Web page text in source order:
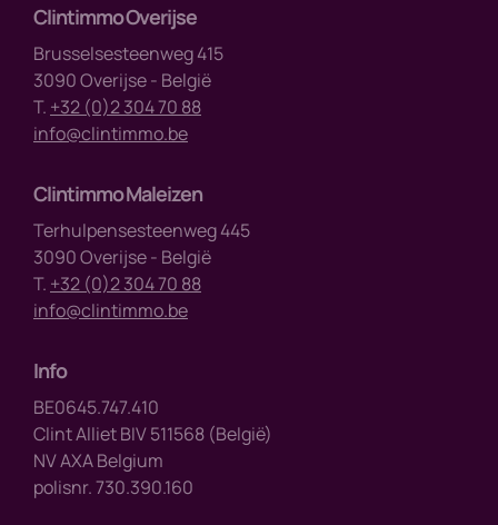
Clintimmo Overijse
Brusselsesteenweg 415
3090 Overijse - België
T. +32 (0)2 304 70 88
info@clintimmo.be
Info
BE0645.747.410
Clint Alliet BIV 511568 (België)
NV AXA Belgium
polisnr. 730.390.160
Clintimmo Maleizen
Terhulpensesteenweg 445
3090 Overijse - België
T. +32 (0)2 304 70 88
info@clintimmo.be